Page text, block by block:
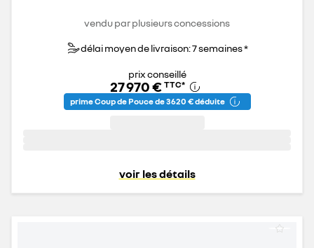
vendu par plusieurs concessions
délai moyen de livraison: 7 semaines *
prix conseillé
27 970 € TTC*
prime Coup de Pouce de 3 620 € déduite
voir les détails